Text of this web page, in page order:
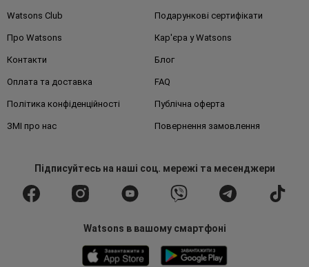
Watsons Club Подарункові сертифікати
Про Watsons Кар'єра у Watsons
Контакти Блог
Оплата та доставка FAQ
Політика конфіденційності Публічна оферта
ЗМІ про нас Повернення замовлення
Підписуйтесьна наші соц. мережі та месенджери
Watsons в вашому смартфоні